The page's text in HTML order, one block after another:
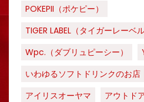
POKEPII（ポケピー）
TIGER LABEL（タイガーレーベル
Wpc.（ダブリュピーシー）
いわゆるソフトドリンクのお店
アイリスオーヤマ
アウトド